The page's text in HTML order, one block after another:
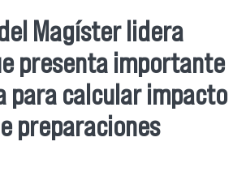
Magíster lidera
presenta importante
para calcular impacto
preparaciones